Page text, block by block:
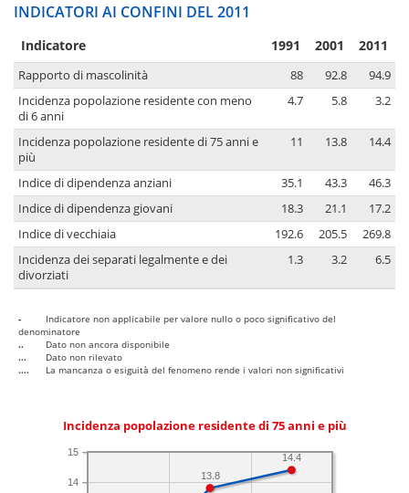
INDICATORI AI CONFINI DEL 2011
Indicatore 1991 2001 2011
Rapporto di mascolinità 88 92.8
94.9
Incidenza popolazione residente con meno
di 6 anni
4.7 5.8 3.2
Incidenza popolazione residente di 75 anni e
più
11 13.8 14.4
Indice di dipendenza anziani 35.1 43.3
46.3
Indice di dipendenza giovani
18.3 21.1
17.2
Indice di vecchiaia
192.6 205.5
269.8
Incidenza dei separati legalmente e dei
divorziati
1.3 3.2 6.5
-
Indicatore non applicabile per valore nullo o poco significativo del
denominatore
..
Dato non ancora disponibile
...
Dato non rilevato
....
La mancanza o esiguità del fenomeno rende i valori non significativi
Incidenza popolazione residente di 75 anni e più
14
15
14.4
13.8